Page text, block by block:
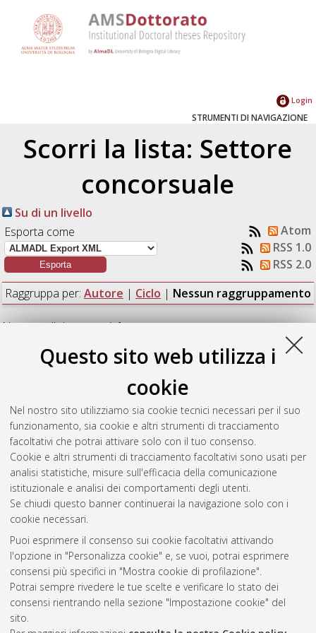
Questo sito web utilizza i
cookie
Nel nostro sito utilizziamo sia cookie tecnici necessari per il suo
funzionamento, sia cookie e altri strumenti di tracciamento
facoltativi che potrai attivare solo con il tuo consenso.
Cookie e altri strumenti di tracciamento facoltativi sono usati per
analisi statistiche, misure sull'efficacia della comunicazione
istituzionale e analisi dei comportamenti degli utenti.
Se chiudi questo banner continuerai la navigazione solo con i
cookie necessari.
Puoi esprimere il consenso sui cookie facoltativi attivando
l'opzione in "Personalizza cookie" e, se vuoi, potrai esprimere
consensi più specifici in "Mostra cookie di profilazione".
Potrai sempre rivedere le tue scelte e verificare lo stato dei
consensi rientrando nella sezione "Impostazione cookie" del
sito.
Login
STRUMENTI DI NAVIGAZIONE
Scorri la lista: Settore
concorsuale
Su di un livello
Esporta come
Atom
RSS 1.0
RSS 2.0
Raggruppa per: Autore | Ciclo | Nessun raggruppamento
Numero di documenti:1.
Betti, Enrico(2019)Utilizzo in chirurgia ortognatica di dime di
taglio per le osteotomie e placche di osteosintesi CAD-CAM
stampate con tecnologia DMLS per l'osteotomia ed il
riposizionamento mandibolare, [Dissertation thesis], Alma
Mater Studiorum Università di Bologna. Dottorato di ricerca in
Scienze chirurgiche , 31 Ciclo. DOI
10.6092/unibo/amsdottorato/8976.
Questa lista e' stata generata ilFri Aug 7 20:37:35 2026 CEST
Atom
Rss 1.0
Rss 2.0